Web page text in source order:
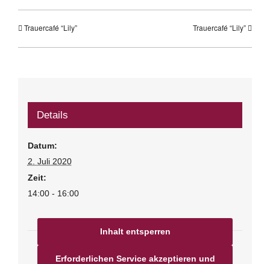
Trauercafé “Lily” Trauercafé “Lily”
Details
Datum:
2. Juli 2020
Zeit:
14:00 - 16:00
Inhalt entsperren
Erforderlichen Service akzeptieren und